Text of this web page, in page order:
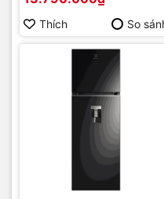
Thích So